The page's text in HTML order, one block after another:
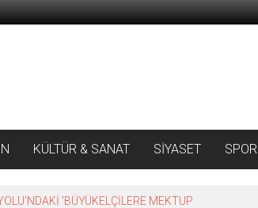
KÜLTÜR & SANAT SİYASET SPOR
’BÜYÜKELÇİLERE MEKTUP